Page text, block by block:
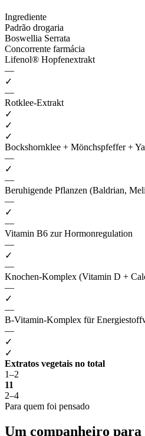
Ingrediente
Padrão drogaria
Boswellia Serrata
Concorrente farmácia
Lifenol® Hopfenextrakt
—
✓
—
Rotklee-Extrakt
✓
✓
✓
Bockshornklee + Mönchspfeffer +
—
✓
—
Beruhigende Pflanzen (Baldrian,
—
✓
—
Vitamin B6 zur Hormonregulation
—
✓
—
Knochen-Komplex (Vitamin D +
—
✓
—
B-Vitamin-Komplex für
—
✓
✓
Extratos vegetais no total
1–2
11
2–4
Para quem foi pensado
Um companheiro para